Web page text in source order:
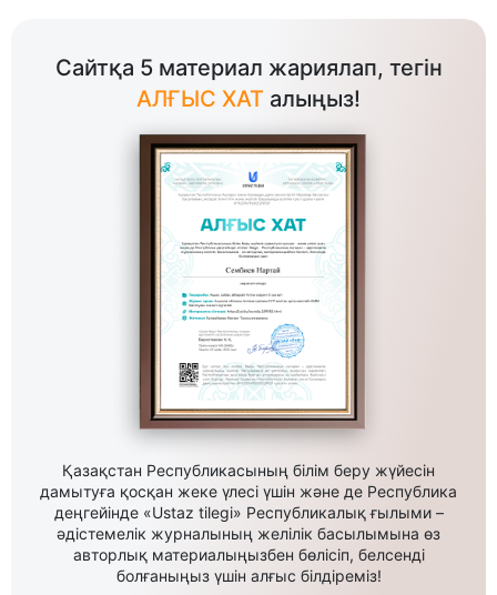
Сайтқа 5 материал жариялап, тегін
АЛҒЫС ХАТ алыңыз!
Қазақстан Республикасының білім беру жүйесін
дамытуға қосқан жеке үлесі үшін және де Республика
деңгейінде «Ustaz tilegi» Республикалық ғылыми –
әдістемелік журналының желілік басылымына өз
авторлық материалыңызбен бөлісіп, белсенді
болғаныңыз үшін алғыс білдіреміз!